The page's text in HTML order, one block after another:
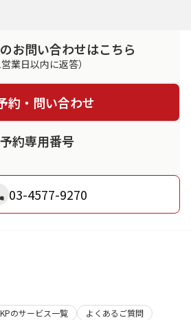
お問い合わせはこちら
営業日以内に返答）
約・問い合わせ
予約専用番号
03-4577-9270
のサービス一覧
よくあるご質問